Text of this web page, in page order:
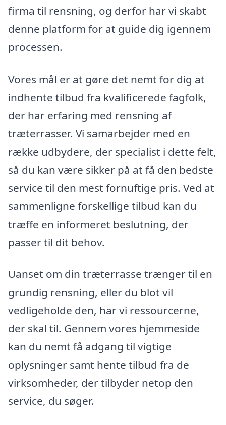
firma til rensning, og derfor har vi skabt
denne platform for at guide dig igennem
processen.
Vores mål er at gøre det nemt for dig at
indhente tilbud fra kvalificerede fagfolk,
der har erfaring med rensning af
træterrasser. Vi samarbejder med en
række udbydere, der specialist i dette felt,
så du kan være sikker på at få den bedste
service til den mest fornuftige pris. Ved at
sammenligne forskellige tilbud kan du
træffe en informeret beslutning, der
passer til dit behov.
Uanset om din træterrasse trænger til en
grundig rensning, eller du blot vil
vedligeholde den, har vi ressourcerne,
der skal til. Gennem vores hjemmeside
kan du nemt få adgang til vigtige
oplysninger samt hente tilbud fra de
virksomheder, der tilbyder netop den
service, du søger.